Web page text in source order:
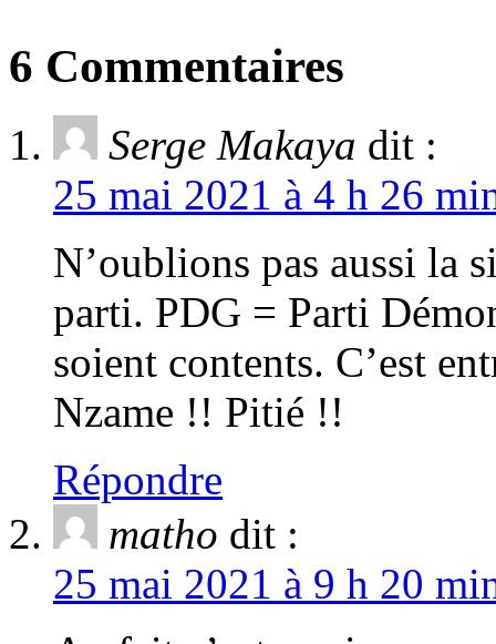
6 Commentaires
Serge Makaya dit :
25 mai 2021 à 4 h 26
N’oublions pas aussi la
parti. PDG = Parti
soient contents. C’est
Nzame !! Pitié !!
Répondre
matho dit :
25 mai 2021 à 9 h 20